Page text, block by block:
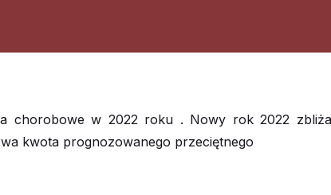
chorobowe w 2022 roku . Nowy rok 2022
kwota prognozowanego przeciętnego